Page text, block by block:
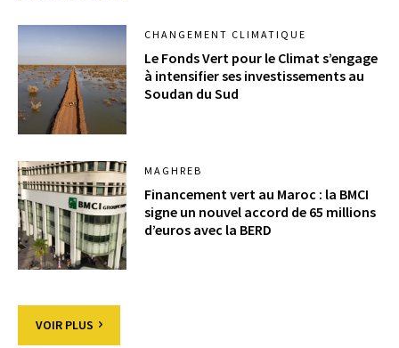
CHANGEMENT CLIMATIQUE
Le Fonds Vert pour le Climat s’engage
à intensifier ses investissements au
Soudan du Sud
MAGHREB
Financement vert au Maroc : la BMCI
signe un nouvel accord de 65 millions
d’euros avec la BERD
VOIR PLUS